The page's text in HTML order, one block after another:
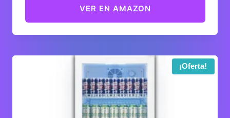
VER EN AMAZON
¡Oferta!